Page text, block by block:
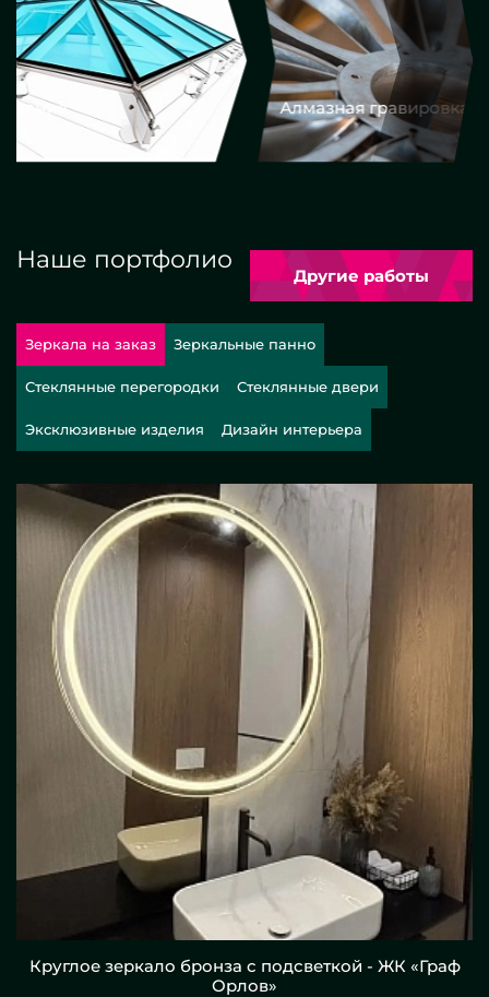
Алмазная гравировка
Наше портфолио
Другие работы
Зеркала на заказ Зеркальные панно
Стеклянные перегородки Стеклянные двери
Эксклюзивные изделия Дизайн интерьера
Круглое зеркало бронза с подсветкой - ЖК «Граф
Орлов»